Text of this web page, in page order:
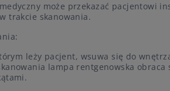
może przekazać pacjentowi
trakcie skanowania.
leży pacjent, wsuwa się do
lampa rentgenowska